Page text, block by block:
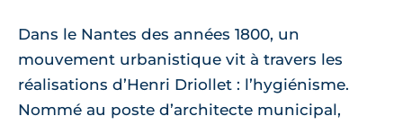
Dans le Nantes des années 1800, un
mouvement urbanistique vit à travers les
réalisations d’Henri Driollet : l’hygiénisme.
Nommé au poste d’architecte municipal,